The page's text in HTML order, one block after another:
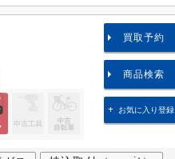
買取予約
商品検索
お気に入り登録